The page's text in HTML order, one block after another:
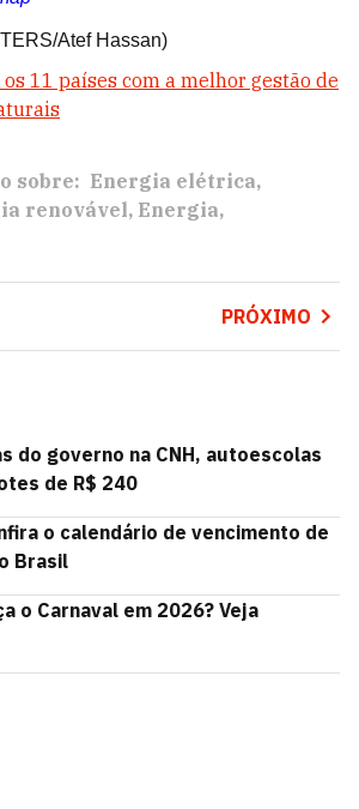
Atef Hassan)
11 países com a melhor gestão de
sobre: Energia elétrica
renovável Energia
PRÓXIMO
do governo na CNH, autoescolas
de R$ 240
o calendário de vencimento de
Brasil
o Carnaval em 2026? Veja